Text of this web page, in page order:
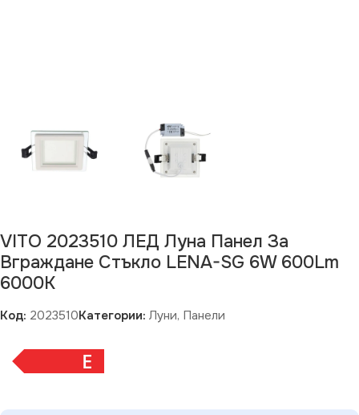
VITO 2023510 ЛЕД Луна Панел За
Вграждане Стъкло LENA-SG 6W 600Lm
6000K
Код: 2023510Категории: Луни, Панели
E